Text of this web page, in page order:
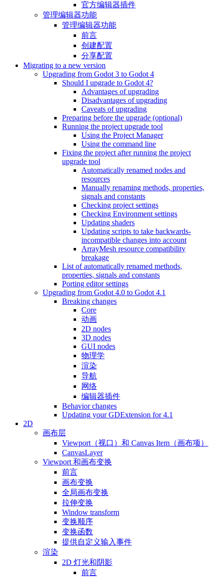
官方编辑器插件
管理编辑器功能
管理编辑器功能
前言
创建配置
分享配置
Migrating to a new version
Upgrading from Godot 3 to Godot 4
Should I upgrade to Godot 4?
Advantages of upgrading
Disadvantages of upgrading
Caveats of upgrading
Preparing before the upgrade (optional)
Running the project upgrade tool
Using the Project Manager
Using the command line
Fixing the project after running the project
upgrade tool
Automatically renamed nodes and
resources
Manually renaming methods, properties,
signals and constants
Checking project settings
Checking Environment settings
Updating shaders
Updating scripts to take backwards-
incompatible changes into account
ArrayMesh resource compatibility
breakage
List of automatically renamed methods,
properties, signals and constants
Porting editor settings
Upgrading from Godot 4.0 to Godot 4.1
Breaking changes
Core
动画
2D nodes
3D nodes
GUI nodes
物理学
渲染
导航
网络
编辑器插件
Behavior changes
Updating your GDExtension for 4.1
2D
画布层
Viewport（视口）和 Canvas Item（画布项）
CanvasLayer
Viewport 和画布变换
前言
画布变换
全局画布变换
拉伸变换
Window transform
变换顺序
变换函数
提供自定义输入事件
渲染
2D 灯光和阴影
前言